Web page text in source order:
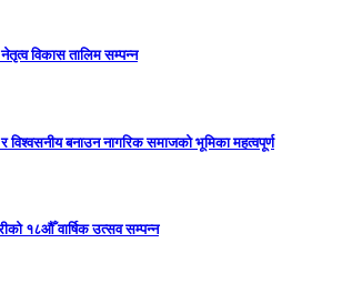
विकास तालिम सम्पन्न
र विश्वसनीय बनाउन नागरिक समाजको भूमिका महत्वपूर्ण
१८औँ वार्षिक उत्सव सम्पन्न